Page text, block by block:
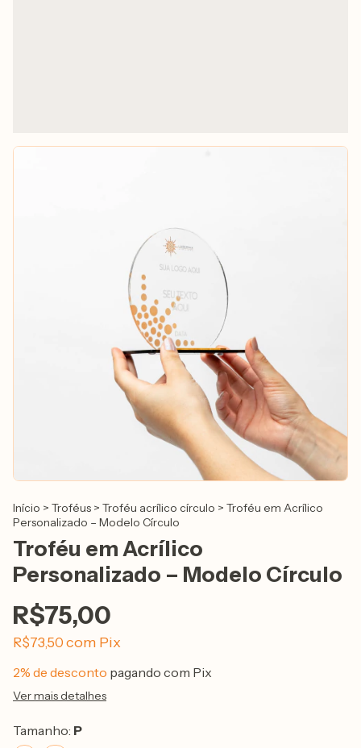
Início > Troféus > Troféu acrílico círculo > Troféu em Acrílico
Personalizado – Modelo Círculo
Troféu em Acrílico
Personalizado – Modelo Círculo
R$75,00
R$73,50 com Pix
2% de desconto pagando com Pix
Ver mais detalhes
Tamanho: P